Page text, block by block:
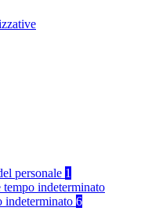
personale 1
tempo indeterminato
indeterminato 6